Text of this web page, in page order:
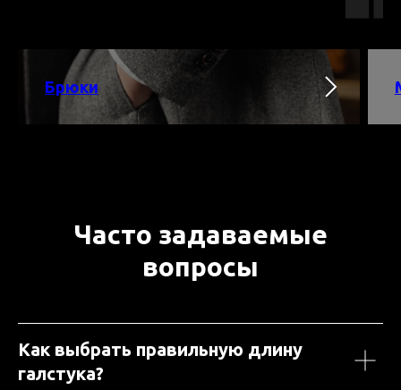
Брюки
Часто задаваемые
вопросы
Как выбрать правильную длину
галстука?